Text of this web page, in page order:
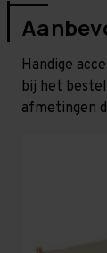
Handige
bij het
afmetingen